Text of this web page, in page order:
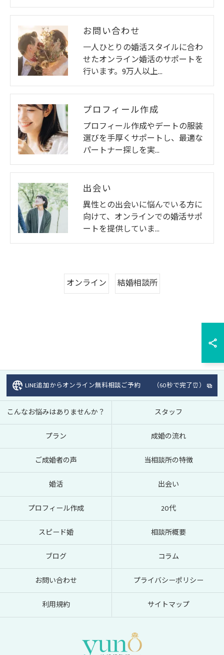
お問い合わせ
一人ひとりの婚活スタイルに合わ
せたオンライン婚活のサポートを
行います。9万人以上…
プロフィール作成
プロフィール作成やデートの服装
選びを手厚くサポートし、最適な
パートナー探しを実…
出会い
異性との出会いに悩んでいる方に
向けて、オンラインでの婚活サポ
ートを提供していま…
オンライン 結婚相談所
LINE追加からオンライン無料相談ご予約 （60秒で完了⏰）
こんなお悩みはありませんか？ スタッフ
プラン 成婚の流れ
ご成婚者の声 当相談所の特徴
婚活 出会い
プロフィール作成 20代
スピード婚 相談所概要
ブログ コラム
お問い合わせ プライバシーポリシー
利用規約 サイトマップ